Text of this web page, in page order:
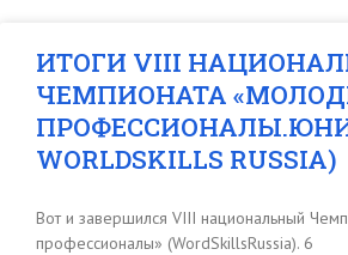
ИТОГИ VIII
ЧЕМПИОНАТА
WORLDSKILLS RUSSIA)
Вот и завершился VIII национальный
профессионалы» (WordSkillsRussia). 6